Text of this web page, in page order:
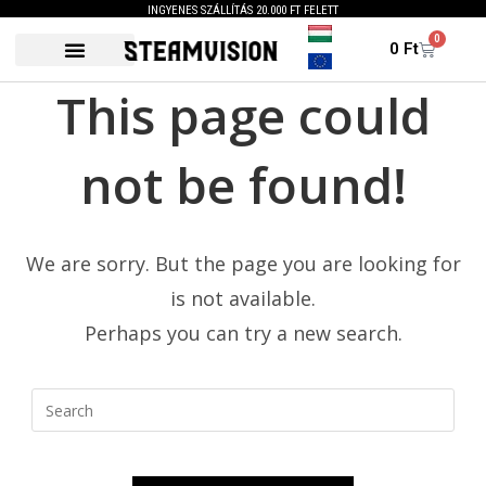
INGYENES SZÁLLÍTÁS 20.000 FT FELETT
0 Ft
0
This page could
not be found!
We are sorry. But the page you are looking for
is not available.
Perhaps you can try a new search.